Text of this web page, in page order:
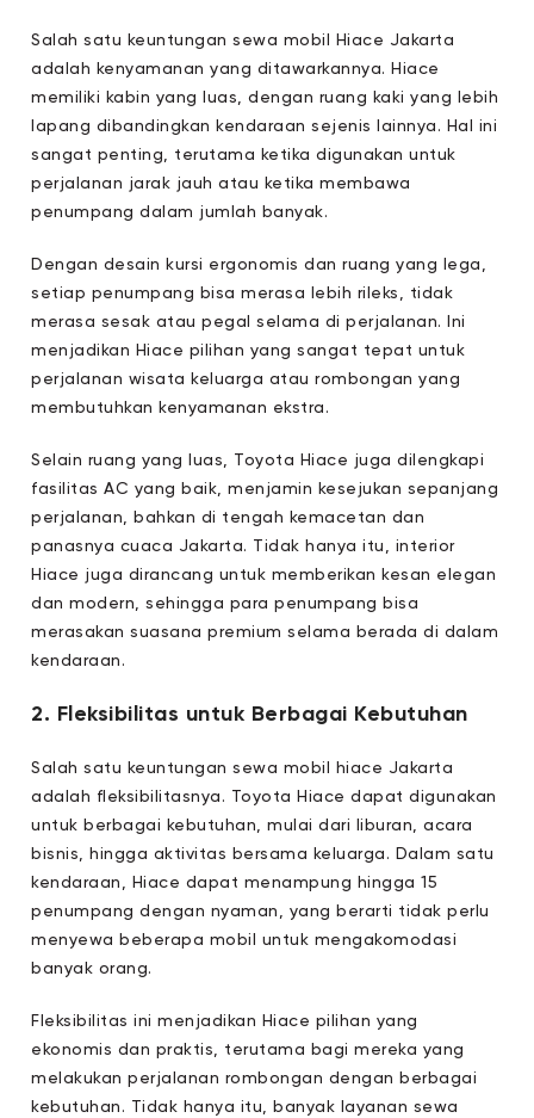
Salah satu keuntungan sewa mobil Hiace Jakarta
adalah kenyamanan yang ditawarkannya. Hiace
memiliki kabin yang luas, dengan ruang kaki yang lebih
lapang dibandingkan kendaraan sejenis lainnya. Hal ini
sangat penting, terutama ketika digunakan untuk
perjalanan jarak jauh atau ketika membawa
penumpang dalam jumlah banyak.
Dengan desain kursi ergonomis dan ruang yang lega,
setiap penumpang bisa merasa lebih rileks, tidak
merasa sesak atau pegal selama di perjalanan. Ini
menjadikan Hiace pilihan yang sangat tepat untuk
perjalanan wisata keluarga atau rombongan yang
membutuhkan kenyamanan ekstra.
Selain ruang yang luas, Toyota Hiace juga dilengkapi
fasilitas AC yang baik, menjamin kesejukan sepanjang
perjalanan, bahkan di tengah kemacetan dan
panasnya cuaca Jakarta. Tidak hanya itu, interior
Hiace juga dirancang untuk memberikan kesan elegan
dan modern, sehingga para penumpang bisa
merasakan suasana premium selama berada di dalam
kendaraan.
2. Fleksibilitas untuk Berbagai Kebutuhan
Salah satu keuntungan sewa mobil hiace Jakarta
adalah fleksibilitasnya. Toyota Hiace dapat digunakan
untuk berbagai kebutuhan, mulai dari liburan, acara
bisnis, hingga aktivitas bersama keluarga. Dalam satu
kendaraan, Hiace dapat menampung hingga 15
penumpang dengan nyaman, yang berarti tidak perlu
menyewa beberapa mobil untuk mengakomodasi
banyak orang.
Fleksibilitas ini menjadikan Hiace pilihan yang
ekonomis dan praktis, terutama bagi mereka yang
melakukan perjalanan rombongan dengan berbagai
kebutuhan. Tidak hanya itu, banyak layanan sewa